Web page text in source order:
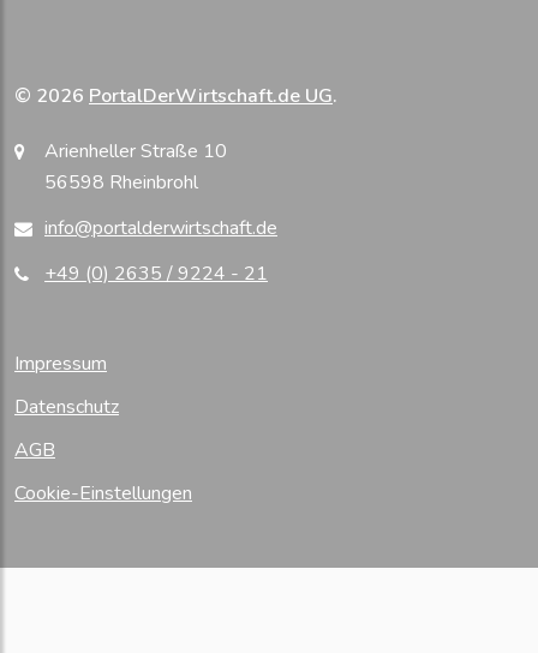
© 2026 PortalDerWirtschaft.de UG.
Arienheller Straße 10
56598 Rheinbrohl
info@portalderwirtschaft.de
+49 (0) 2635 / 9224 - 21
Impressum
Datenschutz
AGB
Cookie-Einstellungen